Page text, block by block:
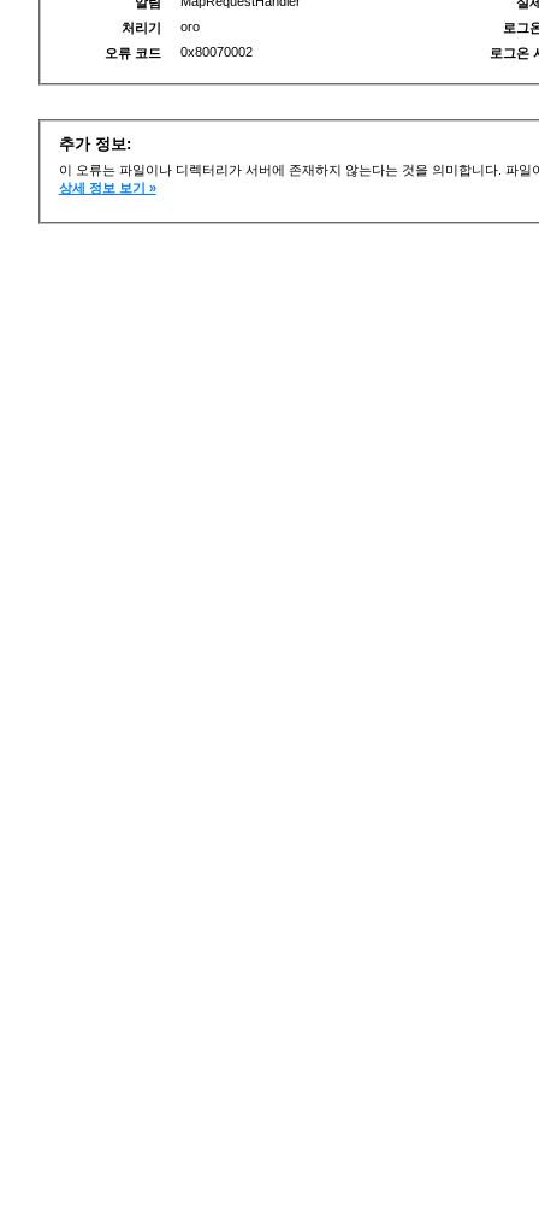
처리기
oro
오류 코드
0x80070002
로그
로그온
추가 정보:
이 오류는 파일이나 디렉터리가 서버에 존재하지 않는다는 것을 의미합니다. 파
상세 정보 보기 »